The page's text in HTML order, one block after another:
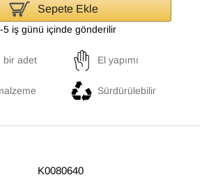
Sepete Ekle
5 iş günü içinde gönderilir
bir adet El yapımı
Sürdürülebilir
K0080640